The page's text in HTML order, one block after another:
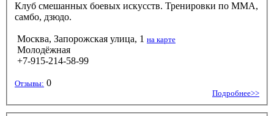
Клуб смешанных боевых искусств. Тренировки по ММА,
самбо, дзюдо.
Москва, Запорожская улица, 1 на карте
Молодёжная
+7-915-214-58-99
Отзывы: 0
Подробнее>>